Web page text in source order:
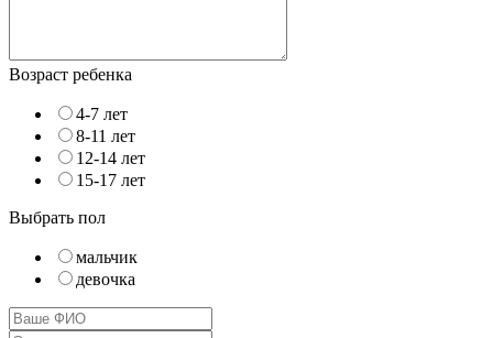
Возраст ребенка
4-7 лет
8-11 лет
12-14 лет
15-17 лет
Выбрать пол
мальчик
девочка